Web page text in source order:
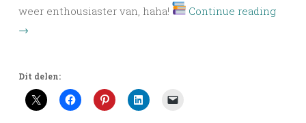
weer enthousiaster van, haha!
Continue reading
→
Dit delen: